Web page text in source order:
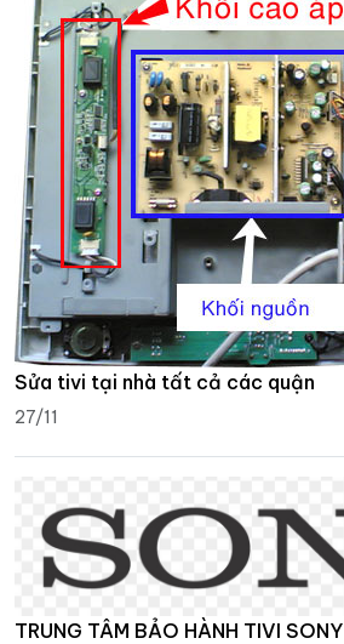
Sửa tivi tại nhà tất cả các quận
27/11
TRUNG TÂM BẢO HÀNH TIVI SONY